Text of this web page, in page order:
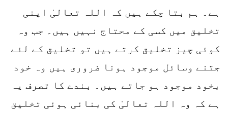
ہے۔ ہم بتا چکے ہیں کہ اللہ تعالیٰ اپنی
تخلیق میں کسی کے محتاج نہیں ہیں۔ جب وہ
کوئی چیز تخلیق کرتے ہیں تو تخلیق کے لئے
جتنے وسائل موجود ہونا ضروری ہیں وہ خود
بخود موجود ہو جاتے ہیں۔ بندے کا تصرف یہ
ہے کہ وہ اللہ تعالیٰ کی بنائی ہوئی تخلیق